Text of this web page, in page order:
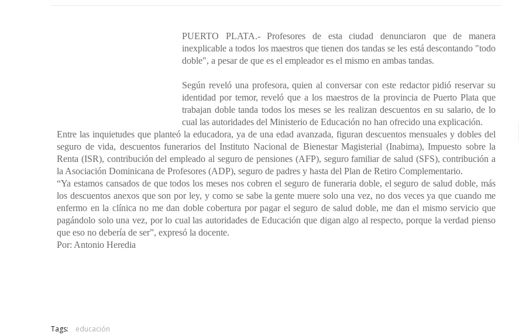
PUERTO PLATA.- Profesores de esta ciudad denunciaron que de manera
inexplicable a todos los maestros que tienen dos tandas se les está descontando "todo
doble", a pesar de que es el empleador es el mismo en ambas tandas.
Según reveló una profesora, quien al conversar con este redactor pidió reservar su
identidad por temor, reveló que a los maestros de la provincia de Puerto Plata que
trabajan doble tanda todos los meses se les realizan descuentos en su salario, de lo
cual las autoridades del Ministerio de Educación no han ofrecido una explicación.
Entre las inquietudes que planteó la educadora, ya de una edad avanzada, figuran descuentos mensuales y dobles del
seguro de vida, descuentos funerarios del Instituto Nacional de Bienestar Magisterial (Inabima), Impuesto sobre la
Renta (ISR), contribución del empleado al seguro de pensiones (AFP), seguro familiar de salud (SFS), contribución a
la Asociación Dominicana de Profesores (ADP), seguro de padres y hasta del Plan de Retiro Complementario.
“Ya estamos cansados de que todos los meses nos cobren el seguro de funeraria doble, el seguro de salud doble, más
los descuentos anexos que son por ley, y como se sabe la gente muere solo una vez, no dos veces ya que cuando me
enfermo en la clínica no me dan doble cobertura por pagar el seguro de salud doble, me dan el mismo servicio que
pagándolo solo una vez, por lo cual las autoridades de Educación que digan algo al respecto, porque la verdad pienso
que eso no debería de ser”, expresó la docente.
Por: Antonio Heredia
Tags: educación